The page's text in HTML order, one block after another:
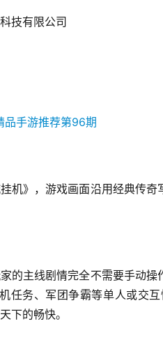
技有限公司
机》，游戏画面沿用经典传
的主线剧情完全不需要手动
任务、军团争霸等单人或交
下的畅快。